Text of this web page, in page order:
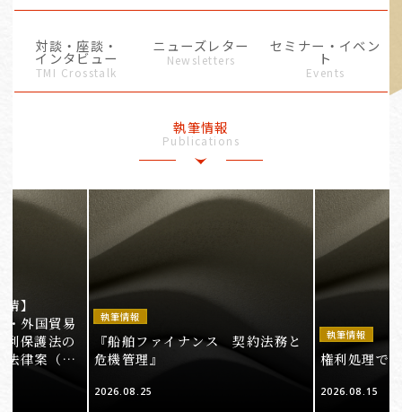
対談・座談・
インタビュー
TMI Crosstalk
ニューズレター
Newsletters
セミナー・イベン
ト
Events
執筆情報
Publications
】
外国貿易
利保護法の
法律案（そ
執筆情報
『船舶ファイナンス 契約法務と
危機管理』
2026.08.25
執筆情報
権利処理で
2026.08.15